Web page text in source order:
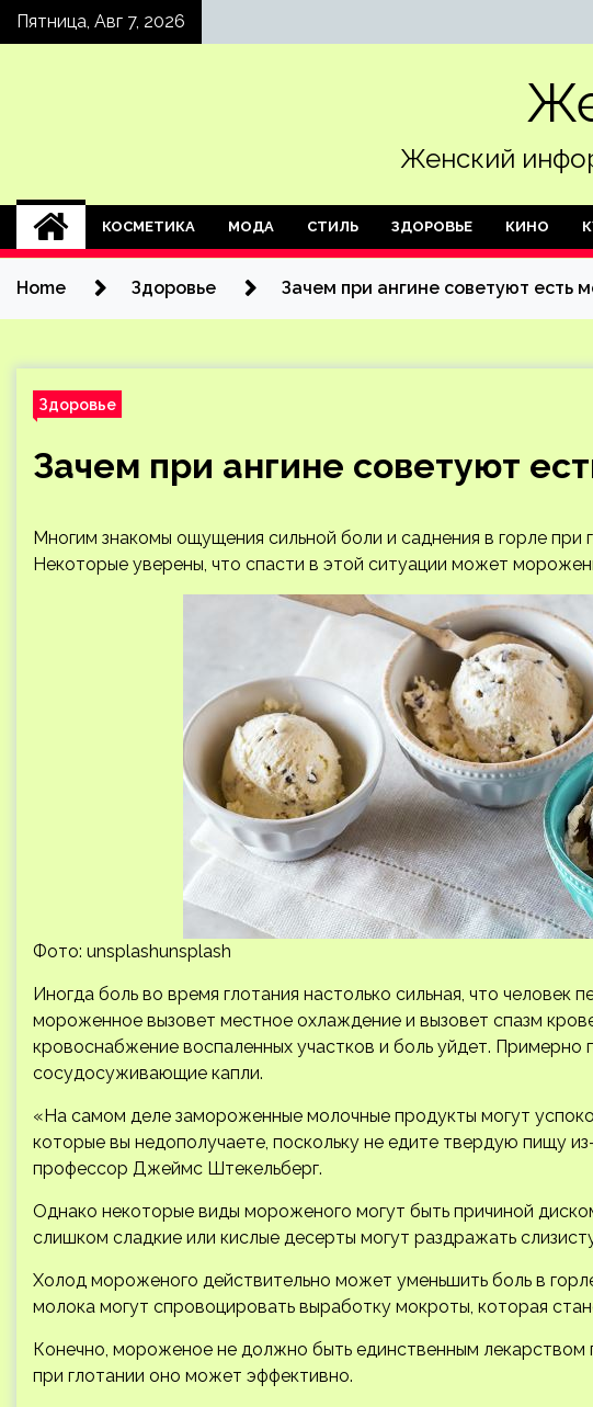
SkipПятница, Авг 7, 2026
Женский
КОСМЕТИКА МОДА СТИЛЬ ЗДОРОВЬЕ КИНО
Home Здоровье Зачем при ангине советуют есть
Здоровье
Зачем при ангине советуют
Многим знакомы ощущения сильной боли и саднения в горле
Некоторые уверены, что спасти в этой ситуации может
Фото: unsplashunsplash
Иногда боль во время глотания настолько сильная, что человек
мороженное вызовет местное охлаждение и вызовет спазм
кровоснабжение воспаленных участков и боль уйдет.
сосудосуживающие капли.
«На самом деле замороженные молочные продукты могут
которые вы недополучаете, поскольку не едите твердую пищу
профессор Джеймс Штекельберг.
Однако некоторые виды мороженого могут быть причиной
слишком сладкие или кислые десерты могут раздражать
Холод мороженого действительно может уменьшить боль в
молока могут спровоцировать выработку мокроты, которая
Конечно, мороженое не должно быть единственным лекарством
при глотании оно может эффективно.